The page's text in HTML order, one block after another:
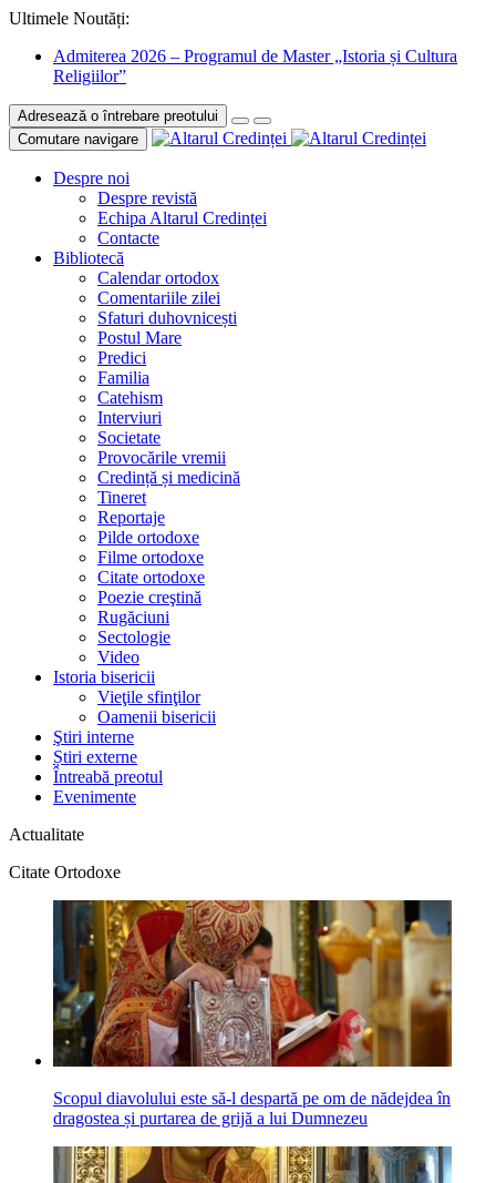
Ultimele Noutăți:
Admiterea 2026 – Programul de Master „Istoria și Cultura
Religiilor”
Adresează o întrebare preotului
Comutare navigare
Despre noi
Despre revistă
Echipa Altarul Credinței
Contacte
Bibliotecă
Calendar ortodox
Comentariile zilei
Sfaturi duhovnicești
Postul Mare
Predici
Familia
Catehism
Interviuri
Societate
Provocările vremii
Credință și medicină
Tineret
Reportaje
Pilde ortodoxe
Filme ortodoxe
Citate ortodoxe
Poezie creştină
Rugăciuni
Sectologie
Video
Istoria bisericii
Vieţile sfinţilor
Oamenii bisericii
Ştiri interne
Știri externe
Întreabă preotul
Evenimente
Actualitate
Citate Ortodoxe
Scopul diavolului este să-l despartă pe om de nădejdea în
dragostea și purtarea de grijă a lui Dumnezeu